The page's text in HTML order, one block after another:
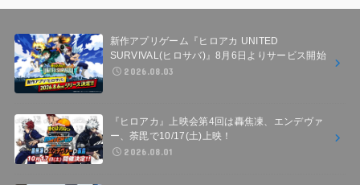
新作アプリゲーム『ヒロアカ UNITED
SURVIVAL(ヒロサバ)』8月6日よりサービス開始
2026.08.03
『ヒロアカ』上映会第4回は轟焦凍、エンデヴァ
ー、荼毘で10/17(土)上映！
2026.08.01